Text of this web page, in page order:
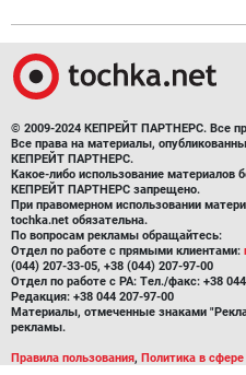
© 2009-2024 КЕПРЕЙТ ПАРТНЕРС. Все
Все права на материалы,
КЕПРЕЙТ ПАРТНЕРС.
Какое-либо использование материалов
КЕПРЕЙТ ПАРТНЕРС запрещено.
При правомерном использовании
tochka.net обязательна.
По вопросам рекламы обращайтесь:
Отдел по работе с прямыми клиентами:
(044) 207-33-05, +38 (044) 207-97-00
Отдел по работе с РА: Тел./факс: +38
Редакция: +38 044 207-97-00
Материалы, отмеченные знаками
рекламы.
Правила пользования, Политика в